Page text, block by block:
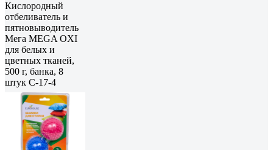
Кислородный
отбеливатель и
пятновыводитель
Мега MEGA OXI
для белых и
цветных тканей,
500 г, банка, 8
штук С-17-4